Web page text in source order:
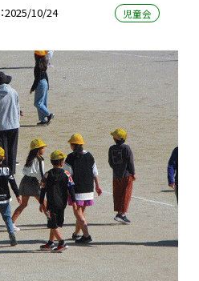
2025/10/24 児童会